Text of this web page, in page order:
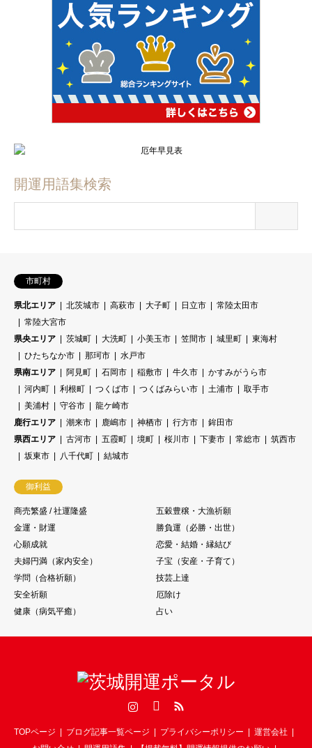
開運用語集検索
市町村
県北エリア 北茨城市 高萩市 大子町 日立市
常陸太田市
常陸大宮市
県央エリア
茨城町 大洗町 小美玉市 笠間市 城里町
東海村
ひたちなか市
那珂市
水戸市
県南エリア
阿見町 石岡市 稲敷市 牛久市
かすみがうら市
河内町
利根町 つくば市 つくばみらい市 土浦市
取手市
美浦村
守谷市
龍ケ崎市
鹿行エリア
潮来市 鹿嶋市 神栖市 行方市
鉾田市
県西エリア
古河市 五霞町 境町 桜川市 下妻市 常総市
筑西市
坂東市
八千代町 結城市
御利益
商売繁盛 / 社運隆盛
五穀豊穣・大漁祈願
金運・財運
勝負運（必勝・出世）
心願成就
恋愛・結婚・縁結び
夫婦円満（家内安全）
子宝（安産・子育て）
学問（合格祈願）
技芸上達
安全祈願
厄除け
健康（病気平癒）
占い
TOPページ ブログ記事一覧ページ プライバシーポリシー
運営会社